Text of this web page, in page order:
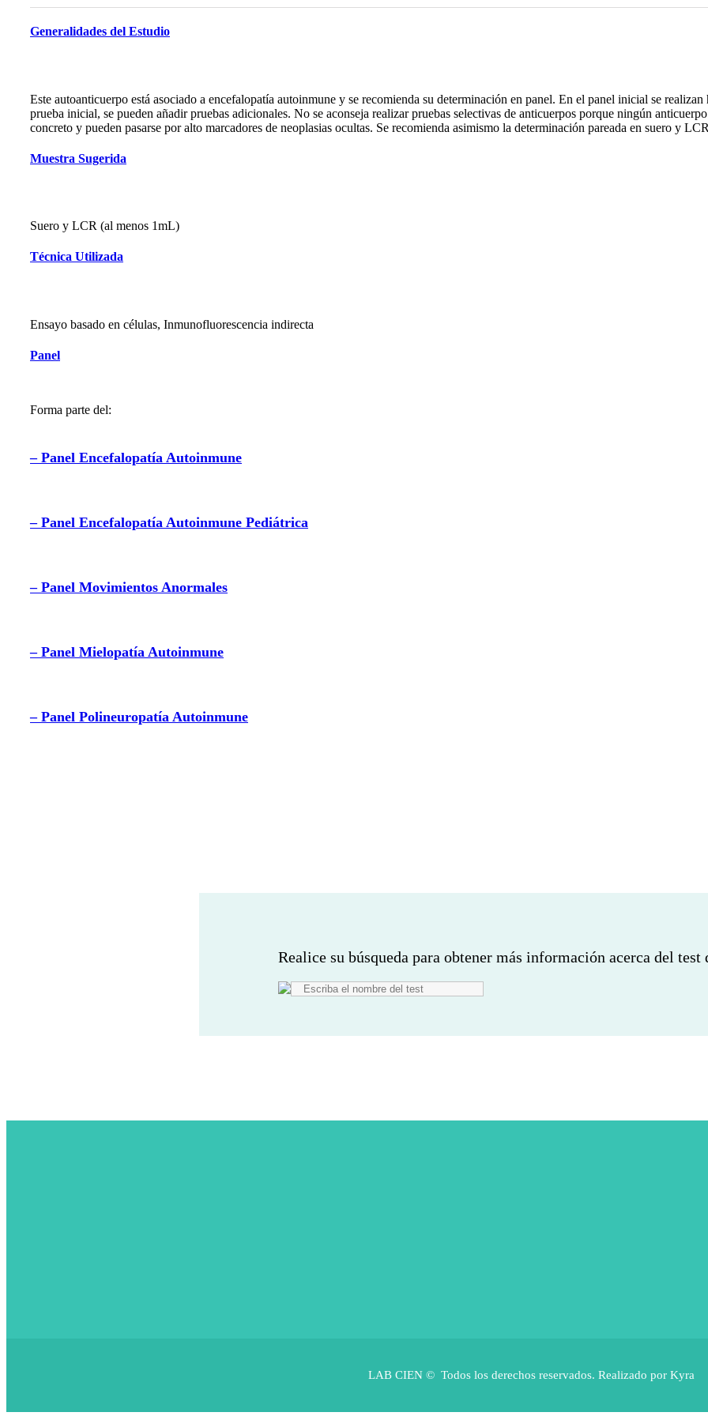
Generalidades del Estudio
Este autoanticuerpo está asociado a encefalopatía autoinmune y se recomienda su determinación en panel. En el panel inicial se
prueba inicial, se pueden añadir pruebas adicionales. No se aconseja realizar pruebas selectivas de anticuerpos porque ningún
concreto y pueden pasarse por alto marcadores de neoplasias ocultas. Se recomienda asimismo la determinación pareada en suero y
Muestra Sugerida
Suero y LCR (al menos 1mL)
Técnica Utilizada
Ensayo basado en células, Inmunofluorescencia indirecta
Panel
Forma parte del:
– Panel Encefalopatía Autoinmune
– Panel Encefalopatía Autoinmune Pediátrica
– Panel Movimientos Anormales
– Panel Mielopatía Autoinmune
– Panel Polineuropatía Autoinmune
Realice su búsqueda para obtener más información acerca del test
LAB CIEN © Todos los derechos reservados. Realizado por Kyra